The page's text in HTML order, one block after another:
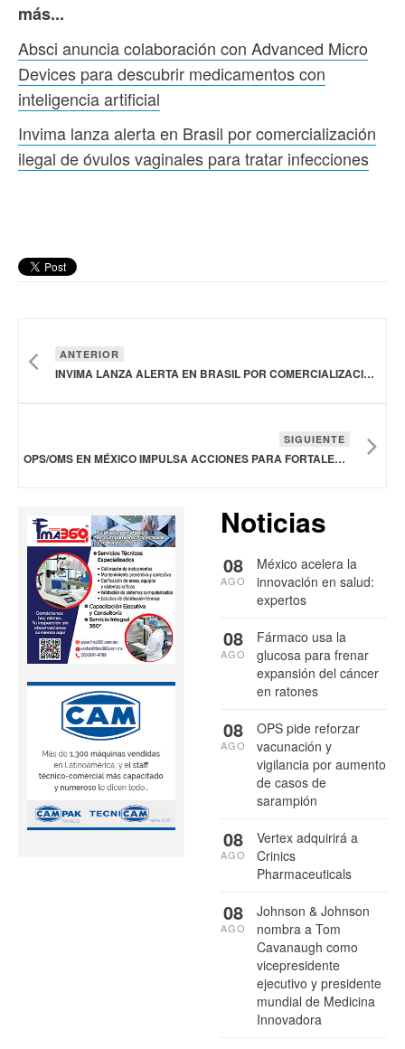
más...
Absci anuncia colaboración con Advanced Micro
Devices para descubrir medicamentos con
inteligencia artificial
Invima lanza alerta en Brasil por comercialización
ilegal de óvulos vaginales para tratar infecciones
ANTERIOR
INVIMA LANZA ALERTA EN BRASIL POR COMERCIALIZACIÓN ILEGAL DE ÓVULOS VAGINALES PARA TRATAR INFECCIONES
SIGUIENTE
OPS/OMS EN MÉXICO IMPULSA ACCIONES PARA FORTALECER LA SALUD MATERNA E INFANTIL
Noticias
México acelera la
innovación en salud:
expertos
08
AGO
Fármaco usa la
glucosa para frenar
expansión del cáncer
en ratones
08
AGO
OPS pide reforzar
vacunación y
vigilancia por aumento
de casos de
sarampión
08
AGO
Vertex adquirirá a
Crinics
Pharmaceuticals
08
AGO
Johnson & Johnson
nombra a Tom
Cavanaugh como
vicepresidente
ejecutivo y presidente
mundial de Medicina
Innovadora
08
AGO